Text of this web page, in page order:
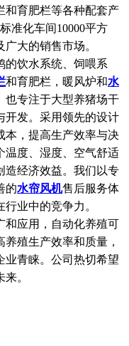
和育肥栏等各种配套产
准化车间10000平方
大的销售市场。
饮水系统、饲喂系
和育肥栏，暖风炉和水
也专注于大型养猪场干
开发。采用领先的设计
本，提高生产效率与决
温度、湿度、空气舒适
造经济效益。我们以专
的水帘风机售后服务体
业中的竞争力。
应用，自动化养殖可
殖生产效率和质量，
业青睐。公司热切希望
。